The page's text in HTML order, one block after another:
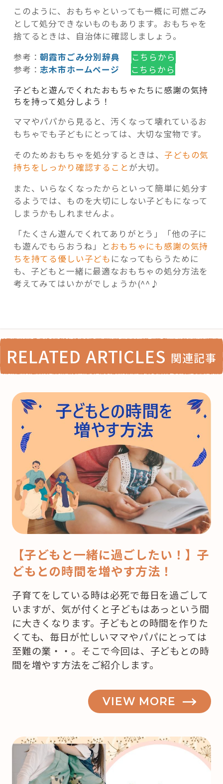
このように、おもちゃといっても一概に可燃ごみ
として処分できないものもあります。おもちゃを
捨てるときは、自治体に確認しましょう。
参考：朝霞市ごみ分別辞典
こちらから
参考：志木市ホームページ
こちらから
子どもと遊んでくれたおもちゃたちに感謝の気持
ちを持って処分しよう！
ママやパパから見ると、汚くなって壊れているお
もちゃでも子どもにとっては、大切な宝物です。
そのためおもちゃを処分するときは、子どもの気
持ちをしっかり確認することが大切。
また、いらなくなったからといって簡単に処分す
るようでは、ものを大切にしない子どもになって
しまうかもしれませんよ。
「たくさん遊んでくれてありがとう」「他の子に
も遊んでもらおうね」と おもちゃにも感謝の気持
ちを持てる優しい子ども になってもらうために
も、子どもと一緒に最適なおもちゃの処分方法を
考えてみてはいかがでしょうか(^^♪
RELATED ARTICLES 関連記事
【子どもと一緒に過ごしたい！】子
どもとの時間を増やす方法！
子育てをしている時は必死で毎日を過ごして
いますが、気が付くと子どもはあっという間
に大きくなります。子どもとの時間を作りた
くても、毎日が忙しいママやパパにとっては
至難の業・・。そこで今回は、子どもとの時
間を増やす方法をご紹介します。
VIEW MORE